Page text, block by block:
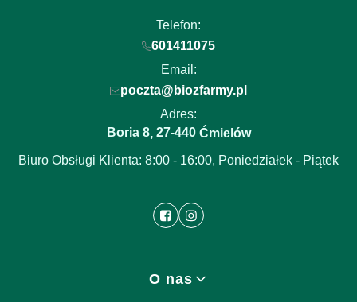
Telefon:
601411075
Email:
poczta@biozfarmy.pl
Adres:
Boria 8, 27-440Ćmielów
Biuro Obsługi Klienta: 8:00 - 16:00, Poniedziałek - Piątek
O nas